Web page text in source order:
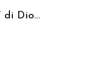
di Dio…